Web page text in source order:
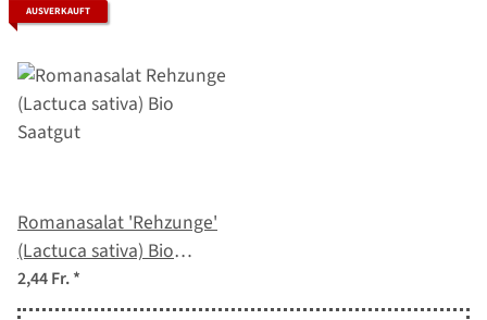
AUSVERKAUFT
Romanasalat 'Rehzunge'
(Lactuca sativa) Bio
Saatgut
2,44 Fr.*